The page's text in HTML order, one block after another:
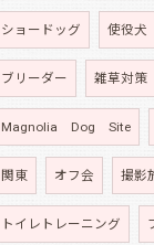
ショードッグ 使役犬
ブリーダー 雑草対策
Magnolia Dog Site
関東 オフ会 撮影
トイレトレーニング